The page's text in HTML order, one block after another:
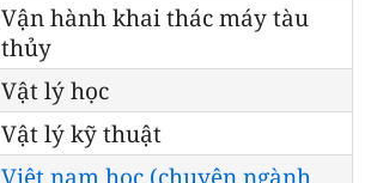
Vận hành khai thác máy tàu
thủy
Vật lý học
Vật lý kỹ thuật
Việt nam học (chuyên ngành